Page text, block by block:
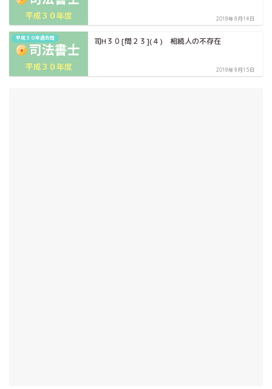
2018年8月14日
平成３０年過去問 司H３０[問２３](４) 相続人の不存在
2018年8月15日